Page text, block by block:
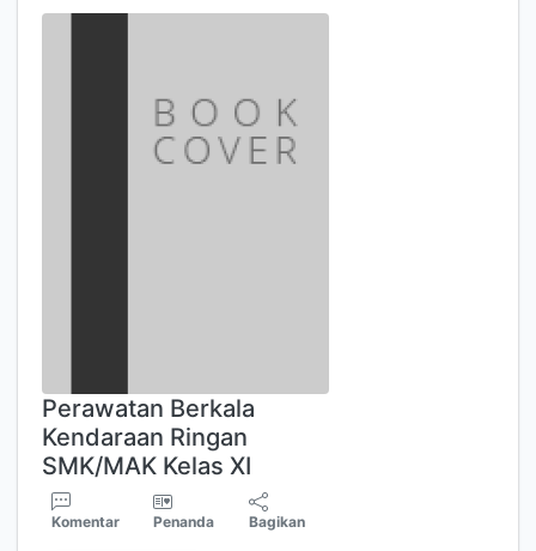
Perawatan Berkala
Kendaraan Ringan
SMK/MAK Kelas XI
Komentar Penanda Bagikan